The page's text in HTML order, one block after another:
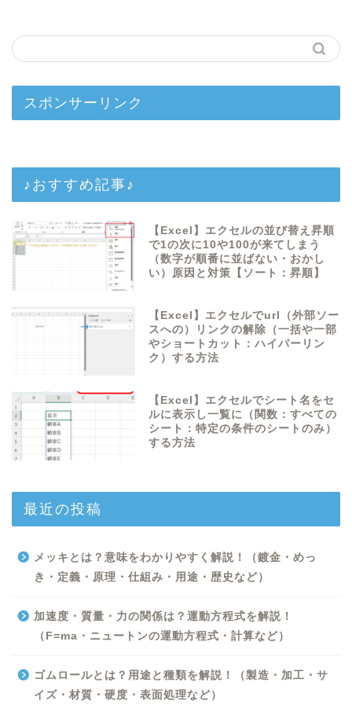
スポンサーリンク
♪おすすめ記事♪
【Excel】エクセルの並び替え昇順
で1の次に10や100が来てしまう
（数字が順番に並ばない・おかし
い）原因と対策【ソート：昇順】
【Excel】エクセルでurl（外部ソー
スへの）リンクの解除（一括や一部
やショートカット：ハイパーリン
ク）する方法
【Excel】エクセルでシート名をセ
ルに表示し一覧に（関数：すべての
シート：特定の条件のシートのみ）
する方法
最近の投稿
メッキとは？意味をわかりやすく解説！（鍍金・めっ
き・定義・原理・仕組み・用途・歴史など）
加速度・質量・力の関係は？運動方程式を解説！
（F=ma・ニュートンの運動方程式・計算など）
ゴムロールとは？用途と種類を解説！（製造・加工・サ
イズ・材質・硬度・表面処理など）